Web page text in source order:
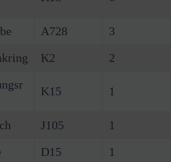
A728
3
K2 2
K15 1
J105
1
D15 1